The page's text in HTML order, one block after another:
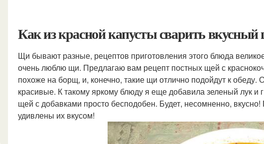
Как из красной капусты сварить
Щи бывают разные, рецептов приготовления этого блюда
очень люблю щи. Предлагаю вам рецепт постных щей с
похоже на борщ, и, конечно, такие щи отлично подойдут к
красивые. К такому яркому блюду я еще добавила зеленый лук и
щей с добавками просто бесподобен. Будет, несомненно,
удивлены их вкусом!